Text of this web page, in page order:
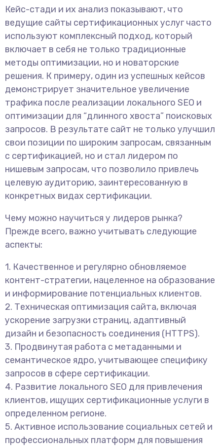
Кейс-стади и их анализ показывают, что
ведущие сайты сертификационных услуг часто
используют комплексный подход, который
включает в себя не только традиционные
методы оптимизации, но и новаторские
решения. К примеру, один из успешных кейсов
демонстрирует значительное увеличение
трафика после реализации локального SEO и
оптимизации для “длинного хвоста” поисковых
запросов. В результате сайт не только улучшил
свои позиции по широким запросам, связанным
с сертификацией, но и стал лидером по
нишевым запросам, что позволило привлечь
целевую аудиторию, заинтересованную в
конкретных видах сертификации.
Чему можно научиться у лидеров рынка?
Прежде всего, важно учитывать следующие
аспекты:
1. Качественное и регулярно обновляемое
контент-стратегии, нацеленное на образование
и информирование потенциальных клиентов.
2. Техническая оптимизация сайта, включая
ускорение загрузки страниц, адаптивный
дизайн и безопасность соединения (HTTPS).
3. Продвинутая работа с метаданными и
семантическое ядро, учитывающее специфику
запросов в сфере сертификации.
4. Развитие локального SEO для привлечения
клиентов, ищущих сертификационные услуги в
определенном регионе.
5. Активное использование социальных сетей и
профессиональных платформ для повышения